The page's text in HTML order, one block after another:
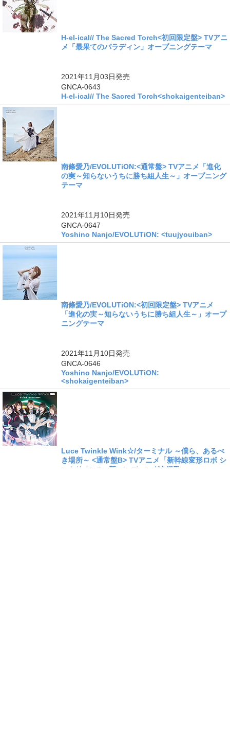
H-el-ical// The Sacred Torch<初回限定盤> TVアニ
メ「最果てのパラディン」オープニングテーマ
2021年11月03日発売
GNCA-0643
H-el-ical// The Sacred Torch<shokaigenteiban>
南條愛乃/EVOLUTiON:<通常盤> TVアニメ「進化
の実～知らないうちに勝ち組人生～」オープニング
テーマ
2021年11月10日発売
GNCA-0647
Yoshino Nanjo/EVOLUTiON: <tuujyouiban>
南條愛乃/EVOLUTiON:<初回限定盤> TVアニメ
「進化の実～知らないうちに勝ち組人生～」オープ
ニングテーマ
2021年11月10日発売
GNCA-0646
Yoshino Nanjo/EVOLUTiON:
<shokaigenteiban>
Luce Twinkle Wink☆/ターミナル ～僕ら、あるべ
き場所～ <通常盤B> TVアニメ「新幹線変形ロボ シ
ンカリオンZ」新エンディング主題歌